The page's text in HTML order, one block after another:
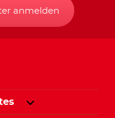
anmelden